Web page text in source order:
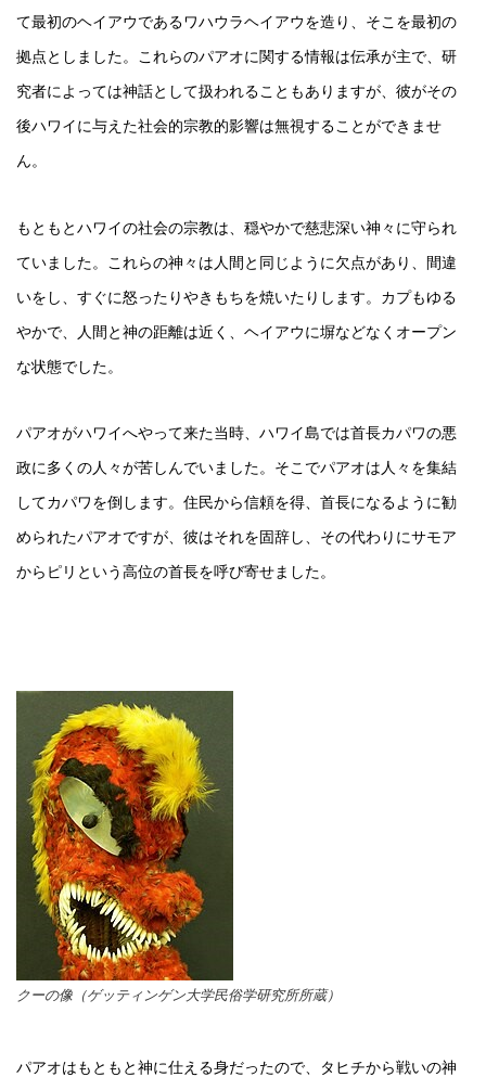
て最初のヘイアウであるワハウラヘイアウを造り、そこを最初の
拠点としました。これらのパアオに関する情報は伝承が主で、研
究者によっては神話として扱われることもありますが、彼がその
後ハワイに与えた社会的宗教的影響は無視することができませ
ん。
もともとハワイの社会の宗教は、穏やかで慈悲深い神々に守られ
ていました。これらの神々は人間と同じように欠点があり、間違
いをし、すぐに怒ったりやきもちを焼いたりします。カプもゆる
やかで、人間と神の距離は近く、ヘイアウに塀などなくオープン
な状態でした。
パアオがハワイへやって来た当時、ハワイ島では首長カパワの悪
政に多くの人々が苦しんでいました。そこでパアオは人々を集結
してカパワを倒します。住民から信頼を得、首長になるように勧
められたパアオですが、彼はそれを固辞し、その代わりにサモア
からピリという高位の首長を呼び寄せました。
クーの像（ゲッティンゲン大学民俗学研究所所蔵）
パアオはもともと神に仕える身だったので、タヒチから戦いの神